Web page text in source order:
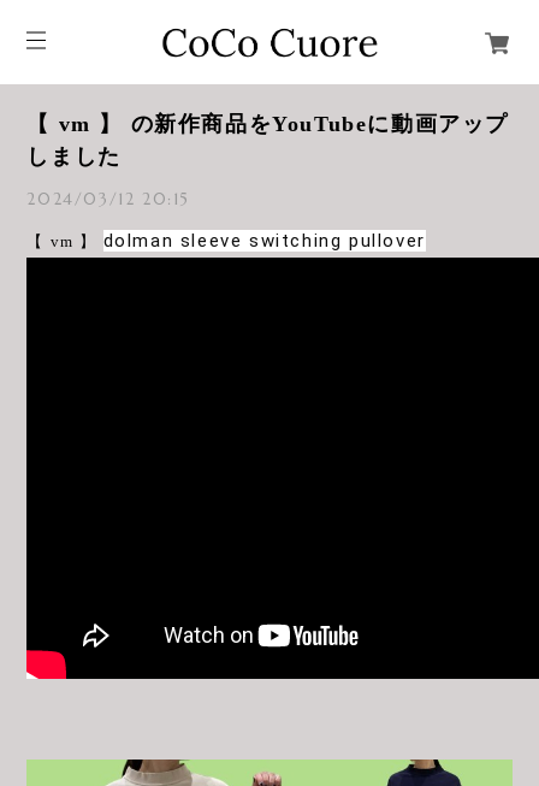
【 vm 】 の新作商品をYouTubeに動画アップ
しました
2024/03/12 20:15
【 vm 】 dolman sleeve switching pullover